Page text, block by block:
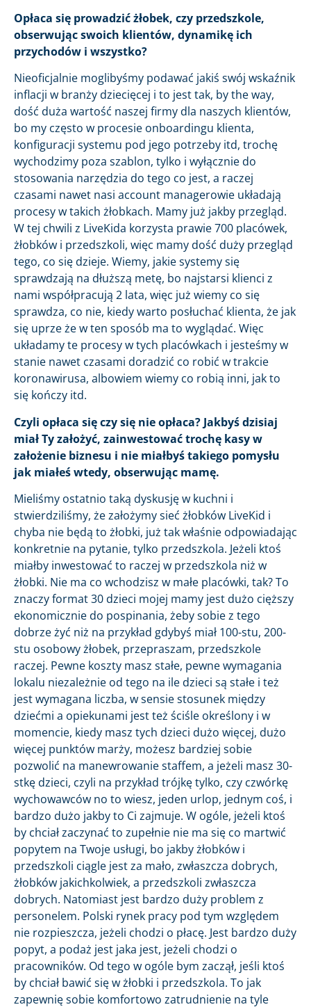
Opłaca się prowadzić żłobek, czy przedszkole,
obserwując swoich klientów, dynamikę ich
przychodów i wszystko?
Nieoficjalnie moglibyśmy podawać jakiś swój wskaźnik
inflacji w branży dziecięcej i to jest tak, by the way,
dość duża wartość naszej firmy dla naszych klientów,
bo my często w procesie onboardingu klienta,
konfiguracji systemu pod jego potrzeby itd, trochę
wychodzimy poza szablon, tylko i wyłącznie do
stosowania narzędzia do tego co jest, a raczej
czasami nawet nasi account managerowie układają
procesy w takich żłobkach. Mamy już jakby przegląd.
W tej chwili z LiveKida korzysta prawie 700 placówek,
żłobków i przedszkoli, więc mamy dość duży przegląd
tego, co się dzieje. Wiemy, jakie systemy się
sprawdzają na dłuższą metę, bo najstarsi klienci z
nami współpracują 2 lata, więc już wiemy co się
sprawdza, co nie, kiedy warto posłuchać klienta, że jak
się uprze że w ten sposób ma to wyglądać. Więc
układamy te procesy w tych placówkach i jesteśmy w
stanie nawet czasami doradzić co robić w trakcie
koronawirusa, albowiem wiemy co robią inni, jak to
się kończy itd.
Czyli opłaca się czy się nie opłaca? Jakbyś dzisiaj
miał Ty założyć, zainwestować trochę kasy w
założenie biznesu i nie miałbyś takiego pomysłu
jak miałeś wtedy, obserwując mamę.
Mieliśmy ostatnio taką dyskusję w kuchni i
stwierdziliśmy, że założymy sieć żłobków LiveKid i
chyba nie będą to żłobki, już tak właśnie odpowiadając
konkretnie na pytanie, tylko przedszkola. Jeżeli ktoś
miałby inwestować to raczej w przedszkola niż w
żłobki. Nie ma co wchodzisz w małe placówki, tak? To
znaczy format 30 dzieci mojej mamy jest dużo cięższy
ekonomicznie do pospinania, żeby sobie z tego
dobrze żyć niż na przykład gdybyś miał 100-stu, 200-
stu osobowy żłobek, przepraszam, przedszkole
raczej. Pewne koszty masz stałe, pewne wymagania
lokalu niezależnie od tego na ile dzieci są stałe i też
jest wymagana liczba, w sensie stosunek między
dziećmi a opiekunami jest też ściśle określony i w
momencie, kiedy masz tych dzieci dużo więcej, dużo
więcej punktów marży, możesz bardziej sobie
pozwolić na manewrowanie staffem, a jeżeli masz 30-
stkę dzieci, czyli na przykład trójkę tylko, czy czwórkę
wychowawców no to wiesz, jeden urlop, jednym coś, i
bardzo dużo jakby to Ci zajmuje. W ogóle, jeżeli ktoś
by chciał zaczynać to zupełnie nie ma się co martwić
popytem na Twoje usługi, bo jakby żłobków i
przedszkoli ciągle jest za mało, zwłaszcza dobrych,
żłobków jakichkolwiek, a przedszkoli zwłaszcza
dobrych. Natomiast jest bardzo duży problem z
personelem. Polski rynek pracy pod tym względem
nie rozpieszcza, jeżeli chodzi o płacę. Jest bardzo duży
popyt, a podaż jest jaka jest, jeżeli chodzi o
pracowników. Od tego w ogóle bym zaczął, jeśli ktoś
by chciał bawić się w żłobki i przedszkola. To jak
zapewnię sobie komfortowo zatrudnienie na tyle